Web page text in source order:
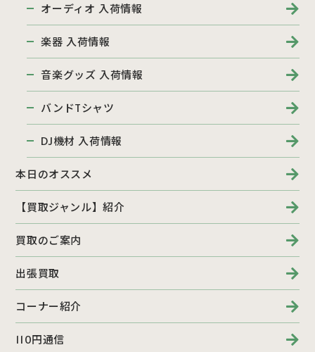
オーディオ 入荷情報
楽器 入荷情報
音楽グッズ 入荷情報
バンドTシャツ
DJ機材 入荷情報
本日のオススメ
【買取ジャンル】紹介
買取のご案内
出張買取
コーナー紹介
110円通信